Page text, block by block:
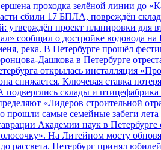
проходка зелёной линии до
сбили 17 БПЛА, повреждён
утверждён проект планировки для
сообщил о достройке водовода на
река. В Петербурге прошёл
Дашкова в Петербурге
открылась инсталляция
снижается. Ключевая ставка
склады и птицефабрика
«Лидеров строительной
прошли самые семейные забеги лета
Академии наук в Петербурге
На Литейном мосту
рассвета. Петербург принял